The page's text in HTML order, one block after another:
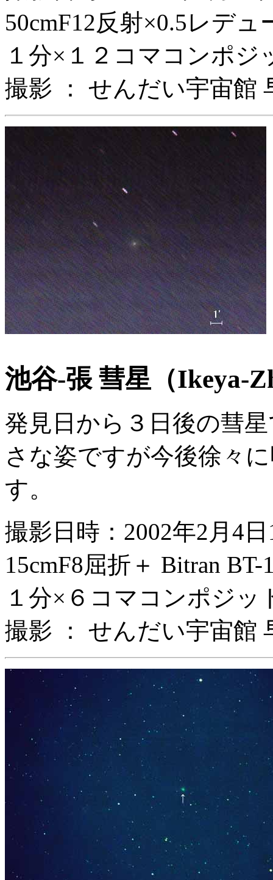
50cmF12反射×0.5レデュ
１分×１２コマコンポジ
撮影 ： せんだい宇宙館
池谷-張 彗星（Ikeya-
発見日から３日後の彗
さな姿ですが今後徐々
す。
撮影日時：2002年2月4
15cmF8屈折＋ Bitran BT-
１分×６コマコンポジッ
撮影 ： せんだい宇宙館